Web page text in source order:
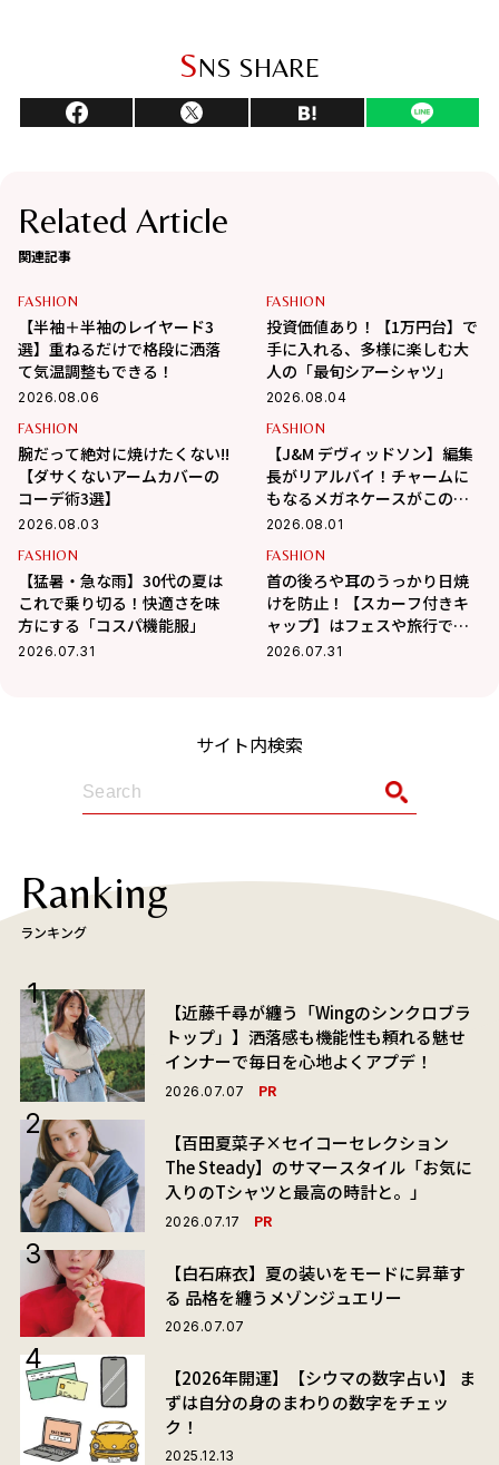
SNS SHARE
Related Article
関連記事
FASHION
【半袖＋半袖のレイヤード3
選】重ねるだけで格段に洒落
て気温調整もできる！
2026.08.06
FASHION
投資価値あり！【1万円台】で
手に入れる、多様に楽しむ大
人の「最旬シアーシャツ」
2026.08.04
FASHION
腕だって絶対に焼けたくない!!
【ダサくないアームカバーの
コーデ術3選】
2026.08.03
FASHION
【J&M デヴィッドソン】編集
長がリアルバイ！チャームに
もなるメガネケースがこの夏
大活躍の予感
2026.08.01
FASHION
【猛暑・急な雨】30代の夏は
これで乗り切る！快適さを味
方にする「コスパ機能服」
2026.07.31
FASHION
首の後ろや耳のうっかり日焼
けを防止！【スカーフ付きキ
ャップ】はフェスや旅行でも
活躍
2026.07.31
サイト内検索
Ranking
ランキング
【近藤千尋が纏う「Wingのシンクロブラ
トップ」】洒落感も機能性も頼れる魅せ
インナーで毎日を心地よくアプデ！
2026.07.07 PR
【百田夏菜子×セイコーセレクション
The Steady】のサマースタイル「お気に
入りのTシャツと最高の時計と。」
2026.07.17 PR
【白石麻衣】夏の装いをモードに昇華す
る 品格を纏うメゾンジュエリー
2026.07.07
【2026年開運】【シウマの数字占い】 ま
ずは自分の身のまわりの数字をチェッ
ク！
2025.12.13